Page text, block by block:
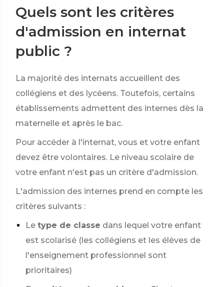
Quels sont les critères
d'admission en internat
public ?
La majorité des internats accueillent des
collégiens et des lycéens. Toutefois, certains
établissements admettent des internes dès la
maternelle et après le bac.
Pour accéder à l'internat, vous et votre enfant
devez être volontaires. Le niveau scolaire de
votre enfant n'est pas un critère d'admission.
L'admission des internes prend en compte les
critères suivants :
Le type de classe dans lequel votre enfant
est scolarisé (les collégiens et les élèves de
l'enseignement professionnel sont
prioritaires)